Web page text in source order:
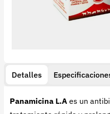
Detalles
Panamicina L.A es un